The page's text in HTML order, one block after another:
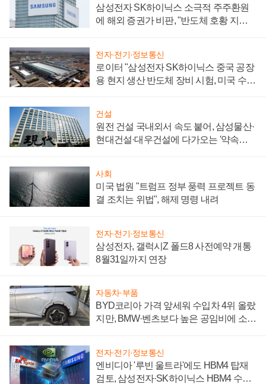
삼성전자 SK하이닉스 소극적 주주환원
에 해외 증권가 비판, "반도체 호황 지속
전자·전기·정보통신
로이터 "삼성전자 SK하이닉스 중국 공장
용 현지 생산 반도체 장비 시험, 미국 수출
건설
원전 건설 국내외서 속도 붙어, 삼성물산·
현대건설·대우건설에 다가오는 '약속의
사회
미국 법원 "트럼프 정부 풍력 프로젝트 동
결 조치는 위법", 해제 명령 내려
전자·전기·정보통신
삼성전자, 갤럭시Z 폴드8 사전예약 개통
8월31일까지 연장
자동차·부품
BYD코리아 가격 앞세워 수입차 4위 올랐
지만, BMW·벤츠보다 높은 공임비에 소비
전자·전기·정보통신
엔비디아 '루빈 울트라'에도 HBM4 탑재
검토, 삼성전자·SK하이닉스 HBM4 수율